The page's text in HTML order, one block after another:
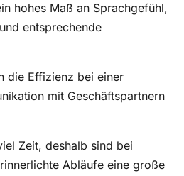
hohes Maß an Sprachgefühl,
entsprechende
die Effizienz bei einer
mit Geschäftspartnern
Zeit, deshalb sind bei
Abläufe eine große